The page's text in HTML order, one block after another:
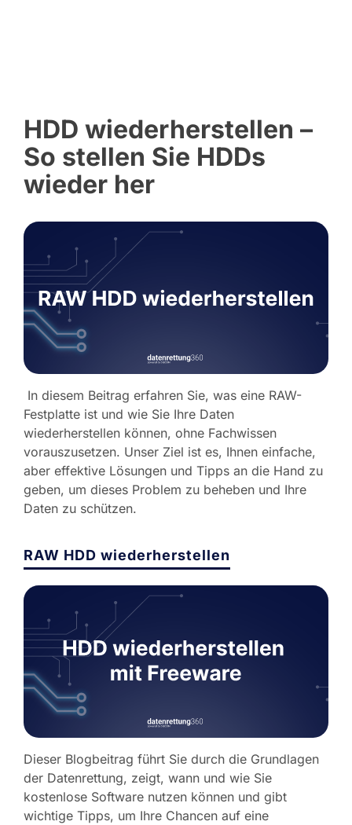
HDD wiederherstellen –
So stellen Sie HDDs
wieder her
In diesem Beitrag erfahren Sie, was eine RAW-
Festplatte ist und wie Sie Ihre Daten
wiederherstellen können, ohne Fachwissen
vorauszusetzen. Unser Ziel ist es, Ihnen einfache,
aber effektive Lösungen und Tipps an die Hand zu
geben, um dieses Problem zu beheben und Ihre
Daten zu schützen.
RAW HDD wiederherstellen
Dieser Blogbeitrag führt Sie durch die Grundlagen
der Datenrettung, zeigt, wann und wie Sie
kostenlose Software nutzen können und gibt
wichtige Tipps, um Ihre Chancen auf eine